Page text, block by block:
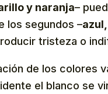
y naranja–
los segundos –
tristeza o
de los colores
el blanco se